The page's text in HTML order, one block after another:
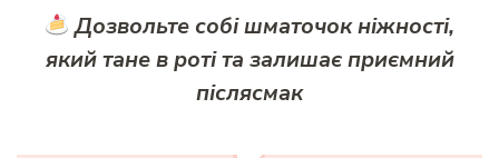
Дозвольте собі шматочок ніжності,
який тане в роті та залишає приємний
післясмак